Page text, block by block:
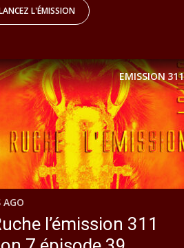
L'ÉMISSION
EMISSION311
AGO
l’émission 311